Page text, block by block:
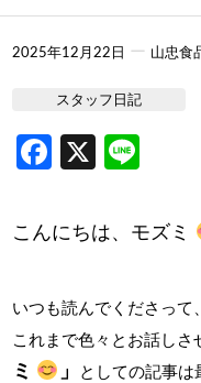
2025年12月22日 ー 山忠食
スタッフ日記
Facebook
X
こんにちは、モズミ
いつも読んでくださって
これまで色々とお話し
ミ
」
としての記事は